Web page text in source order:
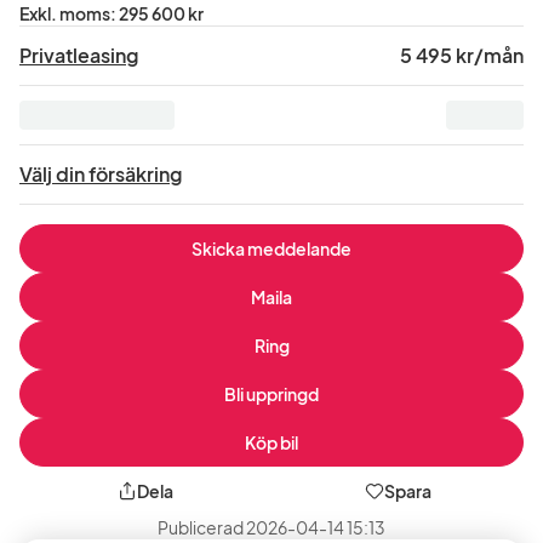
Exkl. moms:Pris
moms
295 600 kr
Privatleasing 5 495 kr/mån
Välj din försäkring
Skicka meddelande
Maila
Ring
Bli uppringd
Köp bil
Dela
Spara
Publicerad2026-04-14 15:13